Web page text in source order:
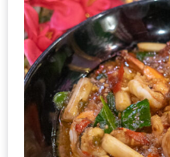
บูต
ะ
สุด
เด็ด
ที่
AIKO
(THE